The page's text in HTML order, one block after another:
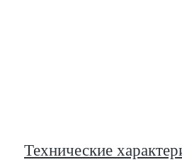
Технические